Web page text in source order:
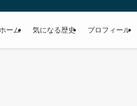
ーム 気になる歴史 プロフィール